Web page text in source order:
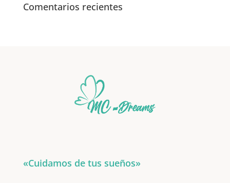
Comentarios recientes
«Cuidamos de tus sueños»